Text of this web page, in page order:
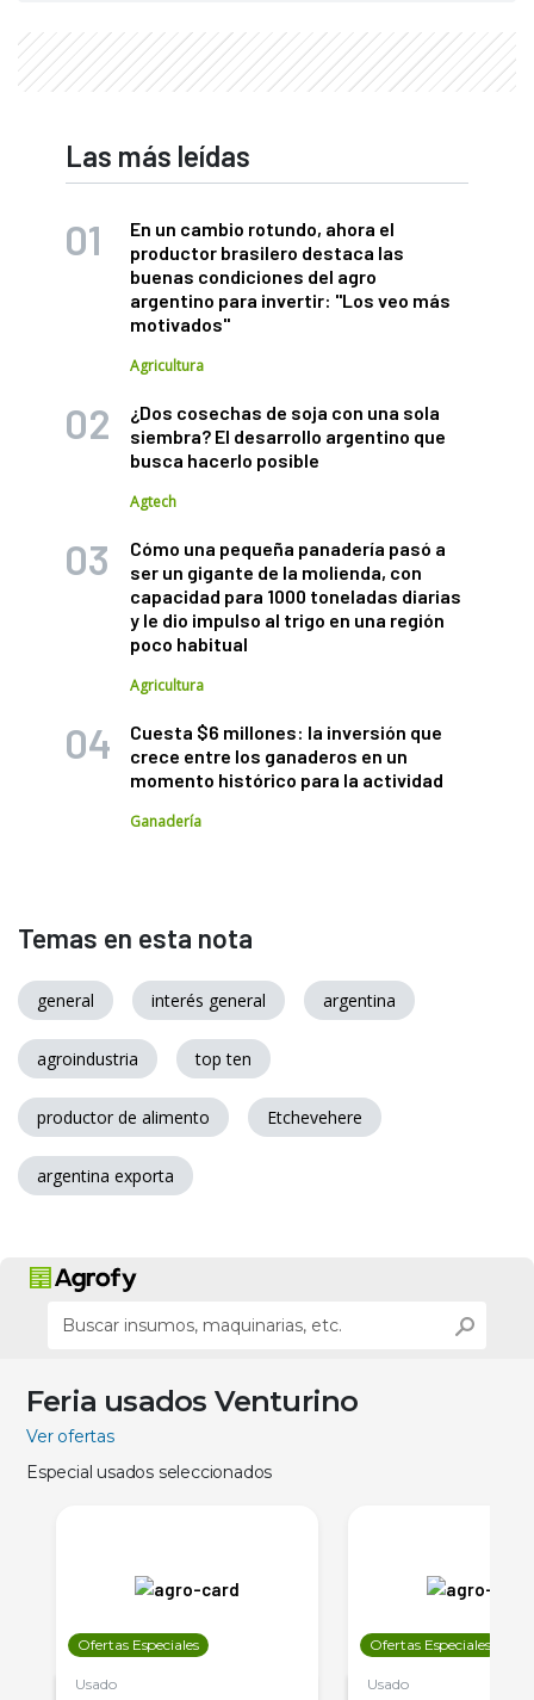
Las más leídas
En un cambio rotundo, ahora el
productor brasilero destaca las
buenas condiciones del agro
argentino para invertir: "Los veo más
motivados"
Agricultura
¿Dos cosechas de soja con una sola
siembra? El desarrollo argentino que
busca hacerlo posible
Agtech
Cómo una pequeña panadería pasó a
ser un gigante de la molienda, con
capacidad para 1000 toneladas diarias
y le dio impulso al trigo en una región
poco habitual
Agricultura
Cuesta $6 millones: la inversión que
crece entre los ganaderos en un
momento histórico para la actividad
Ganadería
Temas en esta nota
general interés general argentina
agroindustria top ten
productor de alimento Etchevehere
argentina exporta
Feria usados Venturino
Ver ofertas
Especial usados seleccionados
Ofertas Especiales
Usado
Ofertas Especiales
Usado